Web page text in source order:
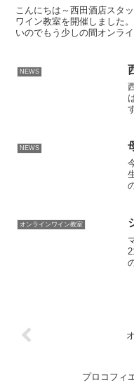
こんにちは～西田酒店スタ
ワイン教室を開催しました
いのでもう少しの間オンラ
NEWS
NEWS
オンラインワイン教室
プロコフィ